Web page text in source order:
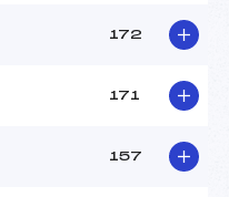
172
171
157